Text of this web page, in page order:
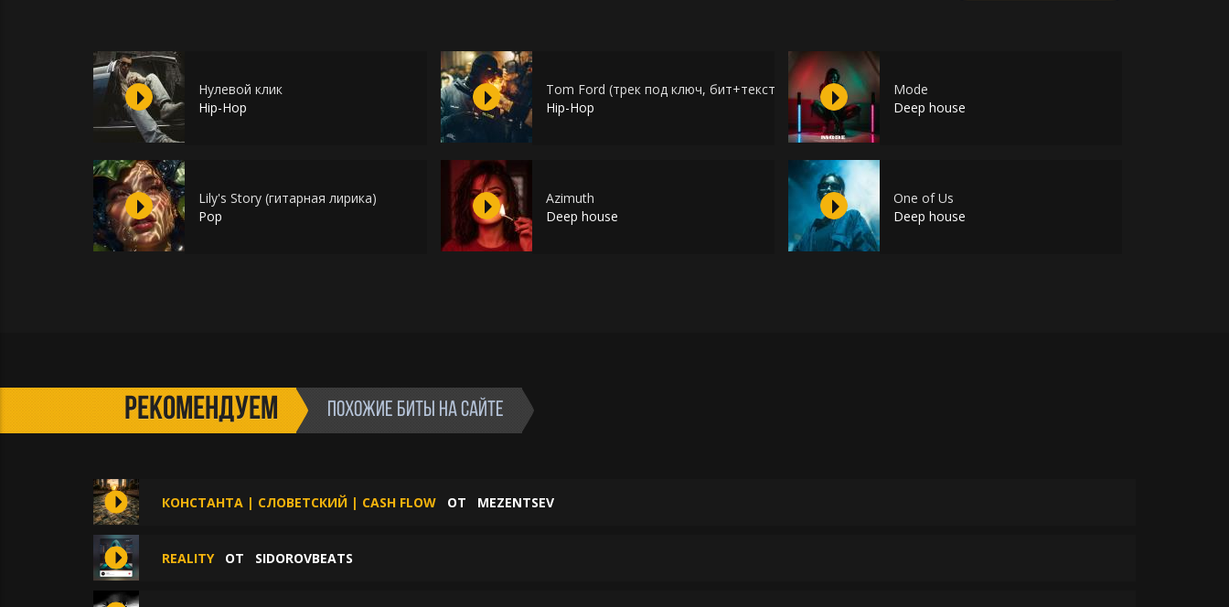
Нулевой клик
Hip-Hop
Tom Ford (трек под ключ, бит+текст+подача)
Hip-Hop
Mode
Deep house
Lily's Story (гитарная лирика)
Pop
Azimuth
Deep house
One of Us
Deep house
РЕКОМЕНДУЕМ ПОХОЖИЕ БИТЫ НА САЙТЕ
КОНСТАНТА | СЛОВЕТСКИЙ | CASH FLOW ОТ MEZENTSEV
REALITY ОТ SIDOROVBEATS